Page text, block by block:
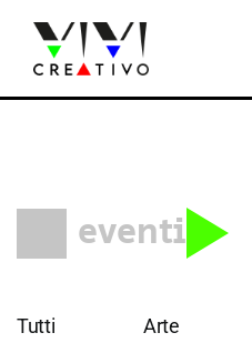
contenuto
eventi
Tutti Arte